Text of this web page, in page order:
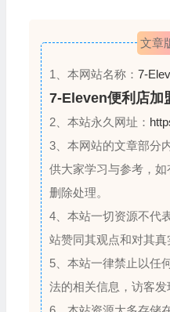
文章
1、本网站名称： 7-
7-Eleven便利店加
2、本站永久网址：
3、本网站的文章部分
供大家学习与参考，
删除处理。
4、本站一切资源不代
站赞同其观点和对其真
5、本站一律禁止以任
法的相关信息，访客